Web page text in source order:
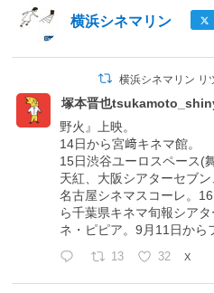
横浜シネマリン
横浜シネマリン リ
塚本晋也
野火』上映。
14日から宮﨑キネマ館。
15日渋谷ユーロスペース(
天紅、大阪シアターセブ
名古屋シネマスコーレ。
ら千葉県キネマ旬報シア
ネ・ピピア。9月11日から
13 32 X